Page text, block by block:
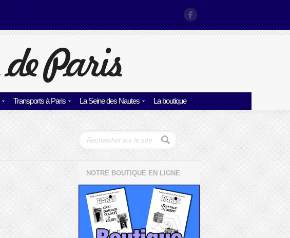
Transports à Paris La Seine des Nautes La boutique
NOTRE BOUTIQUE EN LIGNE